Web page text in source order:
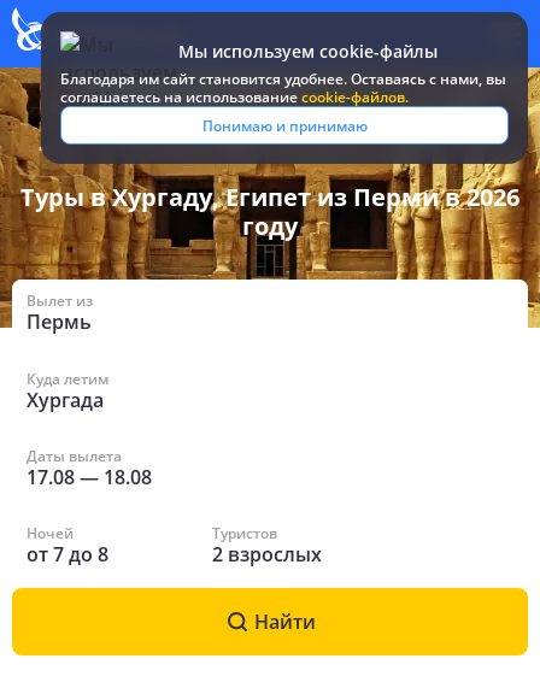
Мы используем cookie-файлы
Благодаря им сайт становится удобнее. Оставаясь c нами, вы
соглашаетесь на использованиеcookie-файлов.
Понимаю и принимаю
Все туры и путевки / Египет / в Хургаде из Перми
Туры в Хургаду, Египет из Перми в 2026
году
Вылет из
Пермь
Куда летим
Хургада
Даты вылета
17.08— 18.08
Ночей
от7до 8
Туристов
2 взрослых
Найти